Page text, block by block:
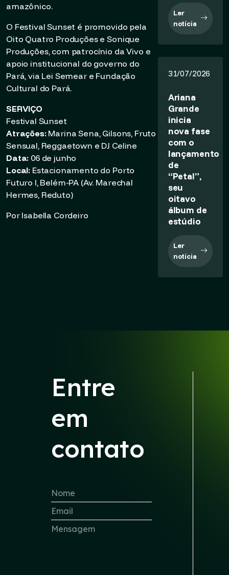
amazônico.
O Festival Sunset é promovido pela
Oito Quatro Produções e Sonique
Produções, com patrocínio da Vivo e
apoio institucional do governo do
Pará, via Lei Semear e Fundação
Cultural do Pará.
SERVIÇO
Festival Sunset
Atrações:Marina Sena, Gilsons, Fruto
Sensual, Reggaetown e DJ Celine
Data: 06 de junho
Local: Estacionamento do Porto
Futuro I, Belém-PA (Av. Marechal
Hermes, Reduto)
Por Isabella Cordeiro
Ler
notícia
31/07/2026
Ariana
Grande
inicia
nova fase
com o
lançamento
de
“Petal”,
seu
oitavo
álbum de
estúdio
Ler
notícia
Entre
em
contato